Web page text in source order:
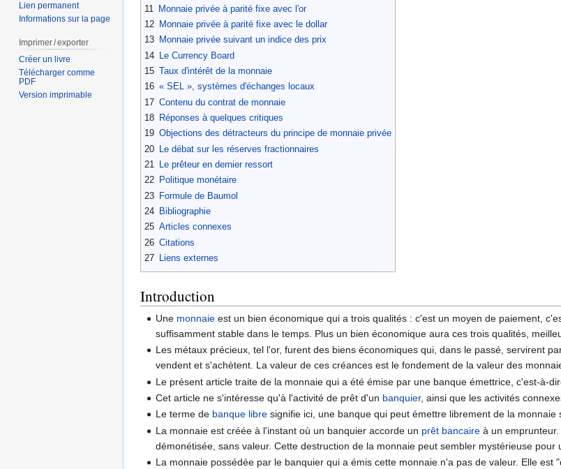
11
Monnaie privée à parité fixe avec l'or
12 Monnaie privée à parité fixe avec le dollar
13 Monnaie privée suivant un indice des prix
14 Le Currency Board
15 Taux d'intérêt de la monnaie
16 « SEL », systèmes d'échanges locaux
17 Contenu du contrat de monnaie
18 Réponses à quelques critiques
19 Objections des détracteurs du principe de monnaie privée
20 Le débat sur les réserves fractionnaires
21 Le prêteur en dernier ressort
22 Politique monétaire
23 Formule de Baumol
24 Bibliographie
25 Articles connexes
26 Citations
27
Liens externes
Introduction
Une monnaie est un bien économique qui a trois qualités : c'est un moyen de paiement,
suffisamment stable dans le temps. Plus un bien économique aura ces trois qualités,
Les métaux précieux, tel l'or, furent des biens économiques qui, dans le passé, servirent
vendent et s'achètent. La valeur de ces créances est le fondement de la valeur des
Le présent article traite de la monnaie qui a été émise par une banque émettrice, c'est-à-
Cet article ne s'intéresse qu'à l'activité de prêt d'un banquier, ainsi que les activités
Le terme de banque libre signifie ici, une banque qui peut émettre librement de la monnaie
La monnaie est créée à l'instant où un banquier accorde un prêt bancaire à un
démonétisée, sans valeur. Cette destruction de la monnaie peut sembler mystérieuse
La monnaie possédée par le banquier qui a émis cette monnaie n'a pas de valeur. Elle est
Lien permanent
Informations sur la page
Imprimer / exporter
Créer un livre
Télécharger comme
PDF
Version imprimable